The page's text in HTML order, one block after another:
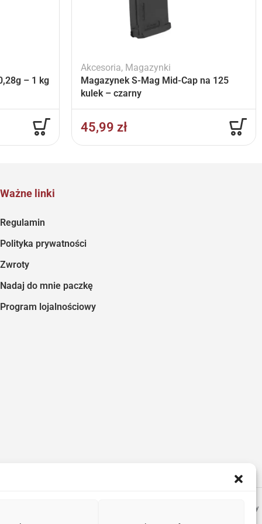
– 1 kg
Akcesoria, Magazynki
Magazynek S-Mag Mid-Cap na 125
kulek – czarny
45,99 zł
Ważne linki
Regulamin
Polityka prywatności
Zwroty
Nadaj do mnie paczkę
Program lojalnościowy